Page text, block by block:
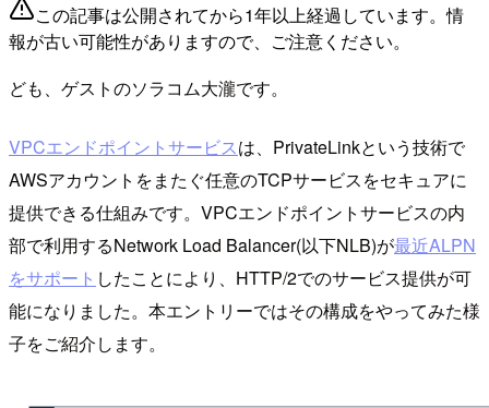
この記事は公開されてから1年以上経過しています。情
報が古い可能性がありますので、ご注意ください。
ども、ゲストのソラコム大瀧です。
VPCエンドポイントサービスは、PrivateLinkという技術で
AWSアカウントをまたぐ任意のTCPサービスをセキュアに
提供できる仕組みです。VPCエンドポイントサービスの内
部で利用するNetwork Load Balancer(以下NLB)が最近ALPN
をサポート したことにより、HTTP/2でのサービス提供が可
能になりました。本エントリーではその構成をやってみた様
子をご紹介します。